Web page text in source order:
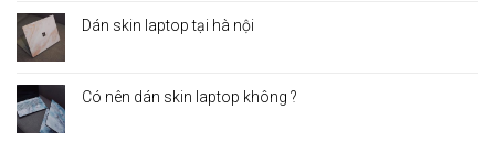
Dán skin laptop tại hà nội
Có nên dán skin laptop không ?